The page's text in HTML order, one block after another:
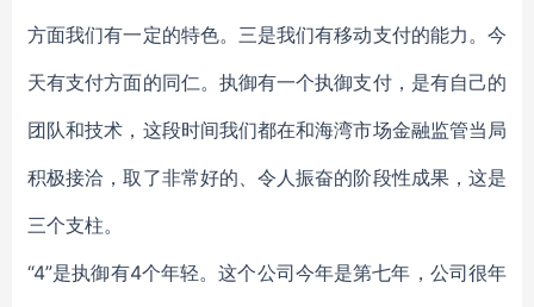
方面我们有一定的特色。三是我们有移动支付的能力。今
天有支付方面的同仁。执御有一个执御支付，是有自己的
团队和技术，这段时间我们都在和海湾市场金融监管当局
积极接洽，取了非常好的、令人振奋的阶段性成果，这是
三个支柱。
“4”是执御有4个年轻。这个公司今年是第七年，公司很年